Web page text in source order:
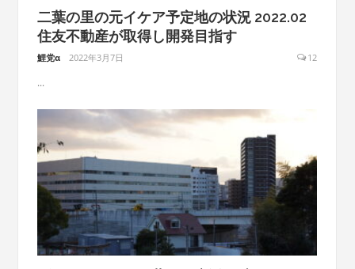
二葉の里の元イケア予定地の状況 2022.02
住友不動産が取得し開発目指す
鯉党α 2022年3月7日 12
...